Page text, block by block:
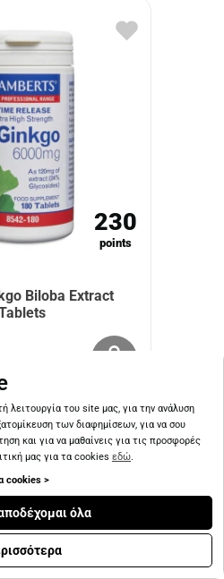
230
points
Biloba Extract
λειτουργία του site μας, για την ανάλυση
των διαφημίσεων, για να σου
και για να μαθαίνεις για τις προσφορές
μας για τα cookies εδώ.
cookies >
όλα